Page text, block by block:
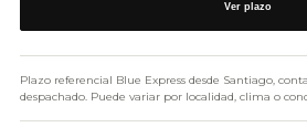
Ver plazo
Plazo referencial Blue Express desde Santiago,
despachado. Puede variar por localidad, clima o